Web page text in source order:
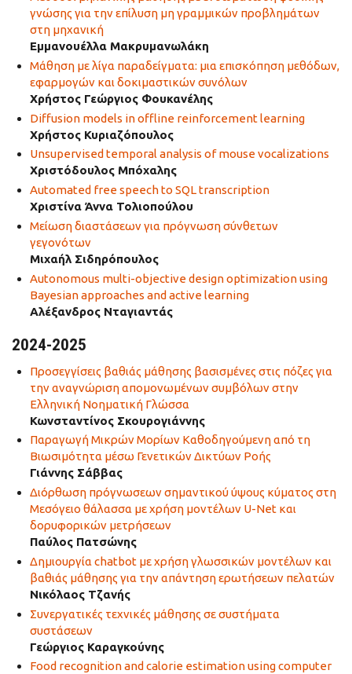
γνώσης για την επίλυση μη γραμμικών προβλημάτων
στη μηχανική
Εμμανουέλλα Μακρυμανωλάκη
Μάθηση με λίγα παραδείγματα: μια επισκόπηση μεθόδων,
εφαρμογών και δοκιμαστικών συνόλων
Χρήστος Γεώργιος Φουκανέλης
Diffusion models in offline reinforcement learning
Χρήστος Κυριαζόπουλος
Unsupervised temporal analysis of mouse vocalizations
Χριστόδουλος Μπόχαλης
Automated free speech to SQL transcription
Χριστίνα Άννα Τολιοπούλου
Μείωση διαστάσεων για πρόγνωση σύνθετων
γεγονότων
Μιχαήλ Σιδηρόπουλος
Autonomous multi-objective design optimization using
Bayesian approaches and active learning
Αλέξανδρος Νταγιαντάς
2024-2025
Προσεγγίσεις βαθιάς μάθησης βασισμένες στις πόζες για
την αναγνώριση απομονωμένων συμβόλων στην
Ελληνική Νοηματική Γλώσσα
Κωνσταντίνος Σκουρογιάννης
Παραγωγή Μικρών Μορίων Καθοδηγούμενη από τη
Βιωσιμότητα μέσω Γενετικών Δικτύων Ροής
Γιάννης Σάββας
Διόρθωση πρόγνωσεων σημαντικού ύψους κύματος στη
Μεσόγειο θάλασσα με χρήση μοντέλων U-Net και
δορυφορικών μετρήσεων
Παύλος Πατσώνης
Δημιουργία chatbot με χρήση γλωσσικών μοντέλων και
βαθιάς μάθησης για την απάντηση ερωτήσεων πελατών
Νικόλαος Τζανής
Συνεργατικές τεχνικές μάθησης σε συστήματα
συστάσεων
Γεώργιος Καραγκούνης
Food recognition and calorie estimation using computer